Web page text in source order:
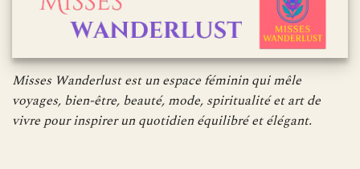
Misses Wanderlust est un espace féminin qui mêle
voyages, bien-être, beauté, mode, spiritualité et art de
vivre pour inspirer un quotidien équilibré et élégant.